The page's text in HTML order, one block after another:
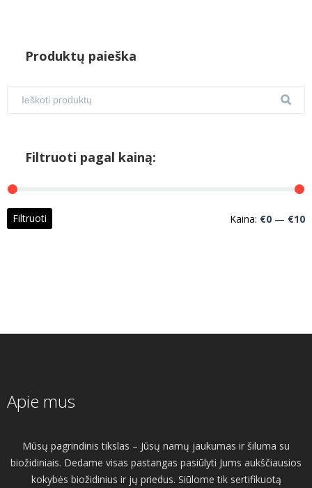
Produktų paieška
Filtruoti pagal kainą:
Filtruoti Kaina: €0 — €10
Apie mus
Mūsų pagrindinis tikslas – Jūsų namų jaukumas ir šiluma su
biožidiniais. Dedame visas pastangas pasiūlyti Jums aukščiausios
kokybės biožidinius ir jų priedus. Siūlome tik sertifikuotą